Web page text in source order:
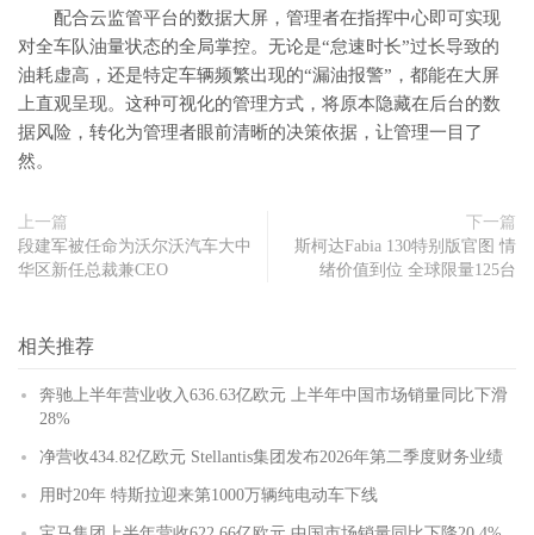
配合云监管平台的数据大屏，管理者在指挥中心即可实现
对全车队油量状态的全局掌控。无论是“怠速时长”过长导致的
油耗虚高，还是特定车辆频繁出现的“漏油报警”，都能在大屏
上直观呈现。这种可视化的管理方式，将原本隐藏在后台的数
据风险，转化为管理者眼前清晰的决策依据，让管理一目了
然。
上一篇
段建军被任命为沃尔沃汽车大中
华区新任总裁兼CEO
下一篇
斯柯达Fabia 130特别版官图 情
绪价值到位 全球限量125台
相关推荐
奔驰上半年营业收入636.63亿欧元 上半年中国市场销量同比下滑
28%
净营收434.82亿欧元 Stellantis集团发布2026年第二季度财务业绩
用时20年 特斯拉迎来第1000万辆纯电动车下线